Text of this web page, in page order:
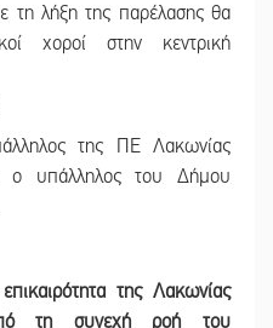
τη λήξη της παρέλασης θα
χοροί στην κεντρική
της ΠΕ Λακωνίας
ο υπάλληλος του Δήμου
της Λακωνίας
τη συνεχή ροή του